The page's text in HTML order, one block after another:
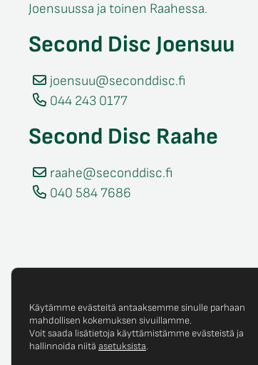
Joensuussa ja toinen Raahessa.
Second Disc Joensuu
joensuu@seconddisc.fi
044 243 0177
Second Disc Raahe
raahe@seconddisc.fi
040 584 7686
© Copyright 2025 Second Disc Oy
Käytämme evästeitä antaaksemme sinulle parhaan
mahdollisen kokemuksen sivuillamme.
Voit saada lisätietoja käyttämistämme evästeistä ja
hallinnoida niitä asetuksista.